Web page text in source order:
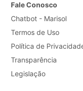
Fale Conosco
Chatbot - Marisol
Termos de Uso
Política de
Transparência
Legislação